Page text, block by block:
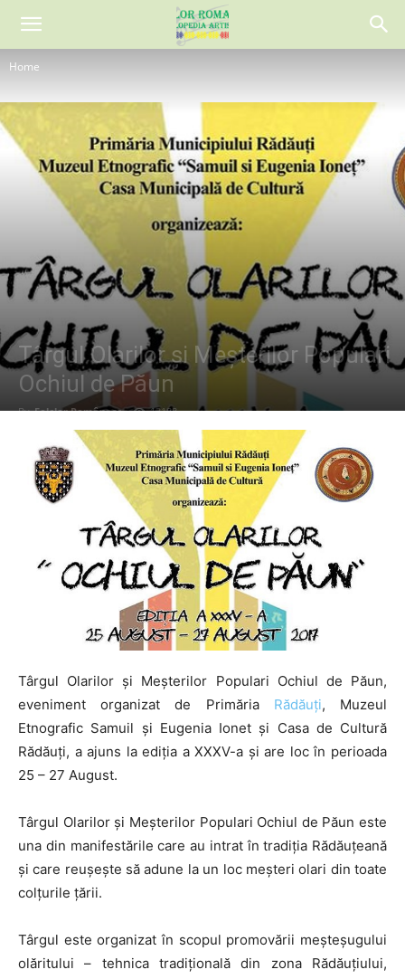
Home
Târgul Olarilor și Meșterilor Populari
Ochiul de Păun
By Folclor Românesc - 13188
Târgul Olarilor și Meșterilor Populari Ochiul de Păun,
eveniment organizat de Primăria Rădăuți, Muzeul
Etnografic Samuil și Eugenia Ionet și Casa de Cultură
Rădăuți, a ajuns la ediția a XXXV-a și are loc în perioada
25 – 27 August.
Târgul Olarilor și Meșterilor Populari Ochiul de Păun este
una din manifestările care au intrat în tradiția Rădăuțeană
și care reușește să adune la un loc meșteri olari din toate
colțurile țării.
Târgul este organizat în scopul promovării meșteșugului
olăritului – tehnica tradițională din zona Rădăuțiului,